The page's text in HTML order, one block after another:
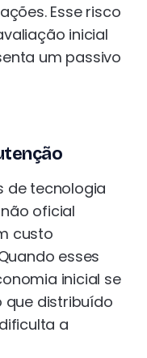
Esse risco
inicial
um passivo
de tecnologia
oficial
custo
esses
inicial se
que distribuído
a